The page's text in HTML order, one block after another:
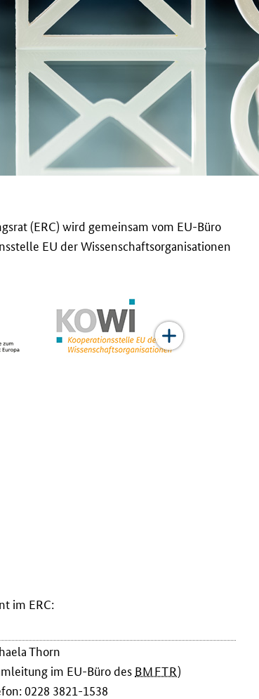
(ERC) wird gemeinsam vom EU-Büro
EU der Wissenschaftsorganisationen
im ERC:
Thorn
im EU-Büro des BMFTR)
0228 3821-1538